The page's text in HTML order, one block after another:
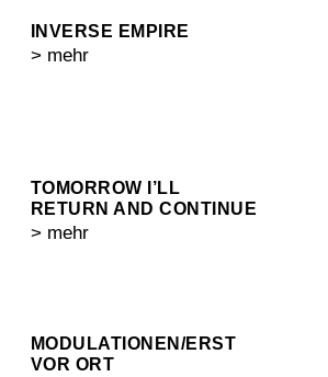
INVERSE EMPIRE
> mehr
TOMORROW I’LL
RETURN AND CONTINUE
> mehr
MODULATIONEN/ERST
VOR ORT